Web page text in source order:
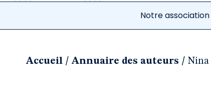
Notre association
Accueil / Annuaire des auteurs / Nina